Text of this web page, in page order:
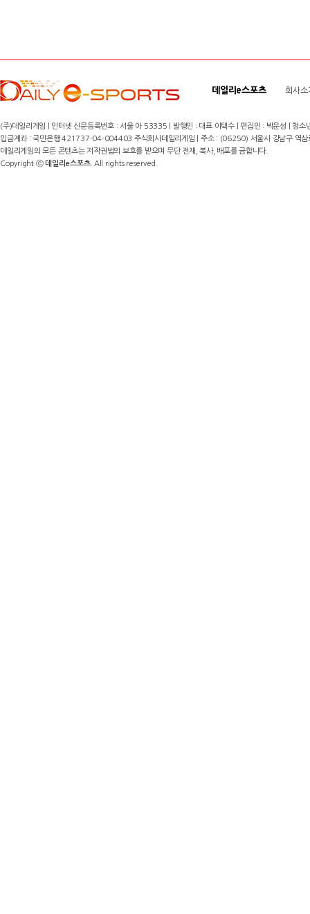
데일리e스포츠 회사소
(주)데일리게임 | 인터넷 신문등록번호 : 서울 아 53335 | 발행인 : 대표 이택수 | 편집인 : 박운성 |
입금계좌 : 국민은행 421737-04-004403 주식회사데일리게임 | 주소 : (06250) 서울시 강남구
데일리게임의 모든 콘텐츠는 저작권법의 보호를 받으며 무단 전재, 복사, 배포를 금합니다.
Copyright ⓒ데일리e스포츠. All rights reserved.